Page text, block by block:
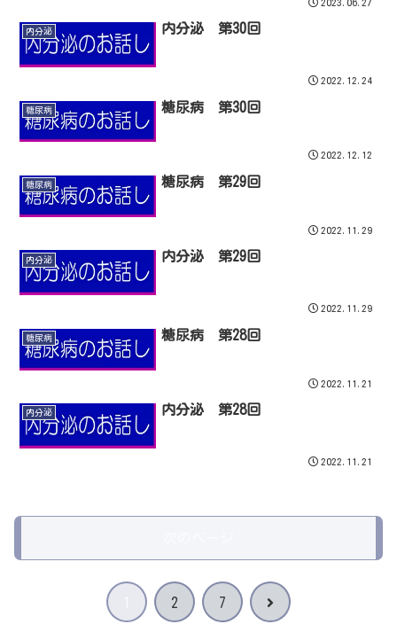
内分泌 内分泌 第30回
2022.12.24
糖尿病 糖尿病 第30回
2022.12.12
糖尿病 糖尿病 第29回
2022.11.29
内分泌 内分泌 第29回
2022.11.29
糖尿病 糖尿病 第28回
2022.11.21
内分泌 内分泌 第28回
2022.11.21
2 7 次